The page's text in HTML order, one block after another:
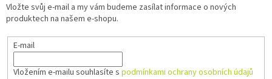
Vložte svůj e-mail a my vám budeme zasílat informace o nových
produktech na našem e-shopu.
E-mail
Vložením e-mailu souhlasíte s podmínkami ochrany osobních údajů